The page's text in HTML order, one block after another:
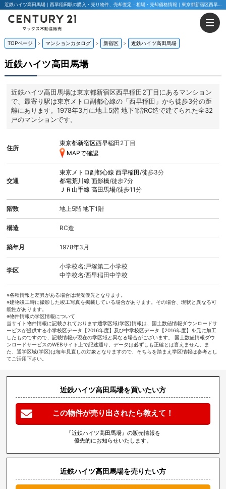
近鉄ハイツ高田馬場｜西早稲田駅の購入・売り物件、売却査定・相場・売却価格情報｜東京都新宿区西早稲田2丁目のマンション情報｜マックス不動産販売 東京八王子店・東京荻窪店
TOPページ マンションカタログ 新宿区 近鉄ハイツ高田馬場
近鉄ハイツ高田馬場
近鉄ハイツ高田馬場は東京都新宿区西早稲田2丁目にあるマンション
で、最寄り駅は東京メトロ副都心線の「西早稲田」から徒歩3分の距
離にあります。1978年3月に地上5階 地下1階RC造で建てられた全32
戸のマンションです。
住所
東京都新宿区西早稲田 2丁目
MAPで確認
交通
東京メトロ副都心線西早稲田 /徒歩3分
都電荒川線面影橋/徒歩7分
ＪＲ山手線高田馬場/徒歩11分
階数 地上5階 地下1階
構造 RC造
築年月 1978年3月
学区
小学校名:戸塚第二小学校
中学校名:西早稲田中学校
※各種情報と差異がある場合は現況優先となります。
※建物竣工時に撮影した竣工写真を掲載している場合があります。その場合、現状と異なる可
能性があります。
※物件情報の学区情報について
当サイト物件情報に記載されております通学区域(学区)情報は、国土数値情報ダウンロードサ
ービスが提供する小学校区データ【2016年度】及び中学校区データ【2016年度】を元に加工
したものですので、記載情報が現在の学区域と異なる場合がございます。 国土数値情報ダウ
ンロードサービスのWEBサイト上で記述通り、データは必ずしも正確とは言えません。ま
た、通学区域(学区)は毎年見直しの対象となりますので、そちらを踏まえ学区情報は参考とし
てご活用下さい。
近鉄ハイツ高田馬場を買いたい方
この物件が売り出されたら教えて！
『近鉄ハイツ高田馬場』の販売情報を
優先的にお知らせいたします。
近鉄ハイツ高田馬場を売りたい方